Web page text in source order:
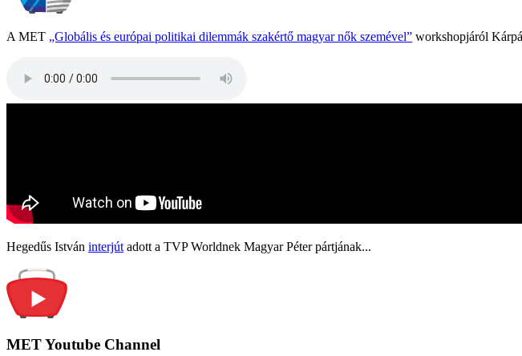
A MET „Globális és európai politikai dilemmák szakértő magyar nők szemével” workshopjáról
Hegedűs István interjút adott a TVP Worldnek Magyar Péter pártjának...
MET Youtube Channel